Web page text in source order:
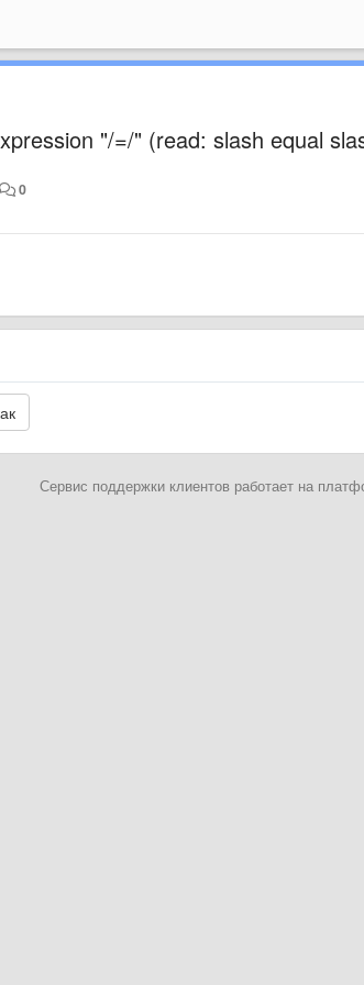
"/=/" (read: slash equal
0
Сервис поддержки клиентов работает на